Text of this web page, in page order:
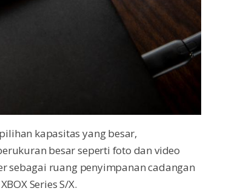
kapasitas yang besar,
besar seperti foto dan video
sebagai ruang penyimpanan cadangan
Series S/X.